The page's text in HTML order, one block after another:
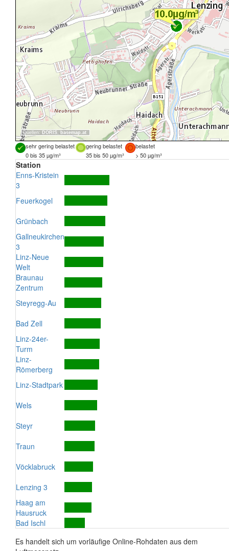
Quellen: DORIS, basemap.at
sehr gering belastet gering belastet
belastet
0 bis 35 µg/m³
35 bis 50 µg/m³ > 50 µg/m³
Station
Enns-Kristein
3
Feuerkogel
Grünbach
Gallneukirchen
3
Linz-Neue
Welt
Braunau
Zentrum
Steyregg-Au
Bad Zell
Linz-24er-
Turm
Linz-
Römerberg
Linz-Stadtpark
Wels
Steyr
Traun
Vöcklabruck
Lenzing 3
Haag am
Hausruck
Bad Ischl
Es handelt sich um vorläufige Online-Rohdaten aus dem